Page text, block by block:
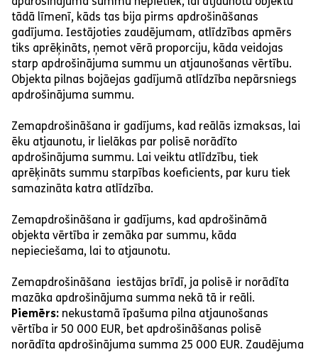
tādā līmenī, kāds tas bija pirms apdrošināšanas
gadījuma. Iestājoties zaudējumam, atlīdzības apmērs
tiks aprēķināts, ņemot vērā proporciju, kāda veidojas
starp apdrošinājuma summu un atjaunošanas vērtību.
Objekta pilnas bojāejas gadījumā atlīdzība nepārsniegs
apdrošinājuma summu.
Zemapdrošināšana ir gadījums, kad reālās izmaksas, lai
ēku atjaunotu, ir lielākas par polisē norādīto
apdrošinājuma summu. Lai veiktu atlīdzību, tiek
aprēķināts summu starpības koeficients, par kuru tiek
samazināta katra atlīdzība.
Zemapdrošināšana ir gadījums, kad apdrošināmā
objekta vērtība ir zemāka par summu, kāda
nepieciešama, lai to atjaunotu.
Zemapdrošināšana iestājas brīdī, ja polisē ir norādīta
mazāka apdrošinājuma summa nekā tā ir reāli.
Piemērs: nekustamā īpašuma pilna atjaunošanas
vērtība ir 50 000 EUR, bet apdrošināšanas polisē
norādīta apdrošinājuma summa 25 000 EUR. Zaudējuma